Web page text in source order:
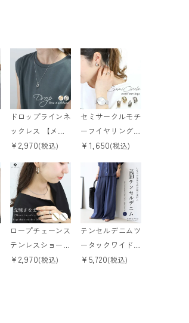
ドロップラインネ
ックレス 【メー
ル便可/ma】
¥ 2,970(税込)
セミサークルモチ
ーフイヤリング
【メール便可/m
¥ 1,650(税込)
ロープチェーンス
テンレスショート
ネックレス 【メ
¥ 2,970(税込)
テンセルデニムツ
ータックワイドパ
ンツ 【メール便
¥ 5,720(税込)